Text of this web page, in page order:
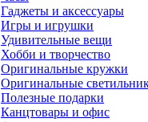
Гаджеты и аксессуары
Игры и игрушки
Удивительные вещи
Хобби и творчество
Оригинальные кружки
Оригинальные
Полезные подарки
Канцтовары и офис